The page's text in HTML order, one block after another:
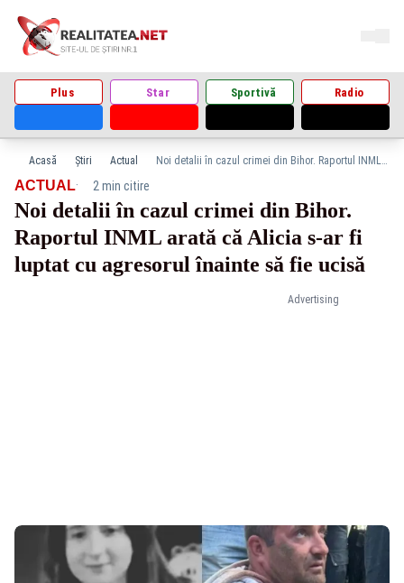
Plus Star Sportivă Radio
Acasă Știri Actual Noi detalii în cazul crimei din Bihor. Raportul INML arată că Alicia s-ar fi luptat cu agresorul înainte să fie ucisă
Advertising
ACTUAL· 2 min citire
Noi detalii în cazul crimei din Bihor.
Raportul INML arată că Alicia s-ar fi
luptat cu agresorul înainte să fie ucisă